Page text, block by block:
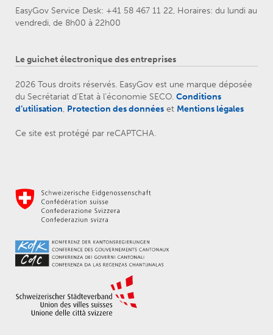
EasyGov Service Desk: +41 58 467 11 22, Horaires: du lundi au
vendredi, de 8h00 à 22h00
Le guichet électronique des entreprises
2026 Tous droits réservés. EasyGov est une marque déposée
du Secrétariat d’Etat à l’économie SECO. Conditions
d’utilisation, Protection des données et Mentions légales
Ce site est protégé par reCAPTCHA.